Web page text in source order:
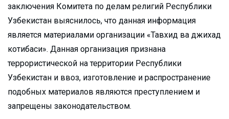
заключения Комитета по делам религий Республики
Узбекистан выяснилось, что данная информация
является материалами организации «Тавхид ва джихад
котибаси». Данная организация признана
террористической на территории Республики
Узбекистан и ввоз, изготовление и распространение
подобных материалов являются преступлением и
запрещены законодательством.